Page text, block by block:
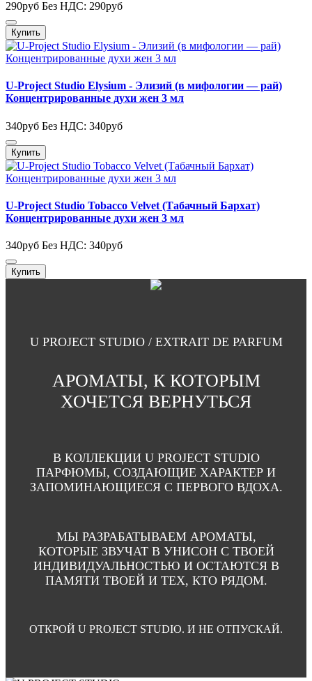
290руб Без НДС: 290руб
Купить
U-Project Studio Elysium - Элизий (в мифологии — рай)
Концентрированные духи жен 3 мл
340руб Без НДС: 340руб
Купить
U-Project Studio Tobacco Velvet (Табачный Бархат)
Концентрированные духи жен 3 мл
340руб Без НДС: 340руб
Купить
U PROJECT STUDIO / EXTRAIT DE PARFUM
АРОМАТЫ, К КОТОРЫМ
ХОЧЕТСЯ ВЕРНУТЬСЯ
В КОЛЛЕКЦИИ U PROJECT STUDIO
ПАРФЮМЫ, СОЗДАЮЩИЕ ХАРАКТЕР И
ЗАПОМИНАЮЩИЕСЯ С ПЕРВОГО ВДОХА.
МЫ РАЗРАБАТЫВАЕМ АРОМАТЫ,
КОТОРЫЕ ЗВУЧАТ В УНИСОН С ТВОЕЙ
ИНДИВИДУАЛЬНОСТЬЮ И ОСТАЮТСЯ В
ПАМЯТИ ТВОЕЙ И ТЕХ, КТО РЯДОМ.
ОТКРОЙ U PROJECT STUDIO. И НЕ ОТПУСКАЙ.